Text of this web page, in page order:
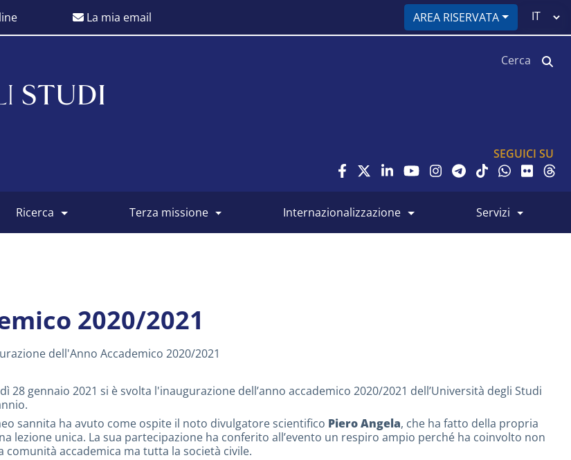
La mia email AREA RISERVATA
Select
STUDI
SEGUICI SU
ricerca terza missione internazionalizzazione servizi
2020/2021
dell'Anno Accademico 2020/2021
28 gennaio 2021 si è svolta l'inaugurazione dell’anno accademico 2020/2021 dell’Università degli Studi
sannita ha avuto come ospite il noto divulgatore scientifico Piero Angela, che ha fatto della propria
lezione unica. La sua partecipazione ha conferito all’evento un respiro ampio perché ha coinvolto non
comunità accademica ma tutta la società civile.